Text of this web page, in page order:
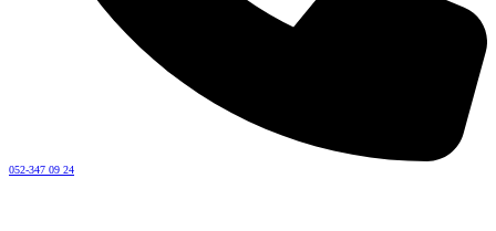
052-347 09 24